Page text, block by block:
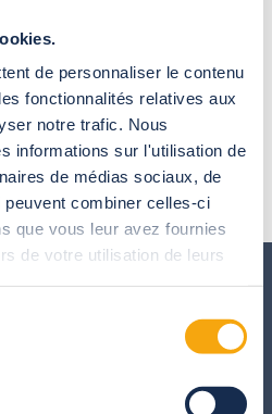
de personnaliser le contenu
fonctionnalités relatives aux
notre trafic. Nous
informations sur l'utilisation de
de médias sociaux, de
combiner celles-ci
que vous leur avez fournies
de votre utilisation de leurs
et d'une fabrication
les abirs de piscine Abrisud
P-90-309